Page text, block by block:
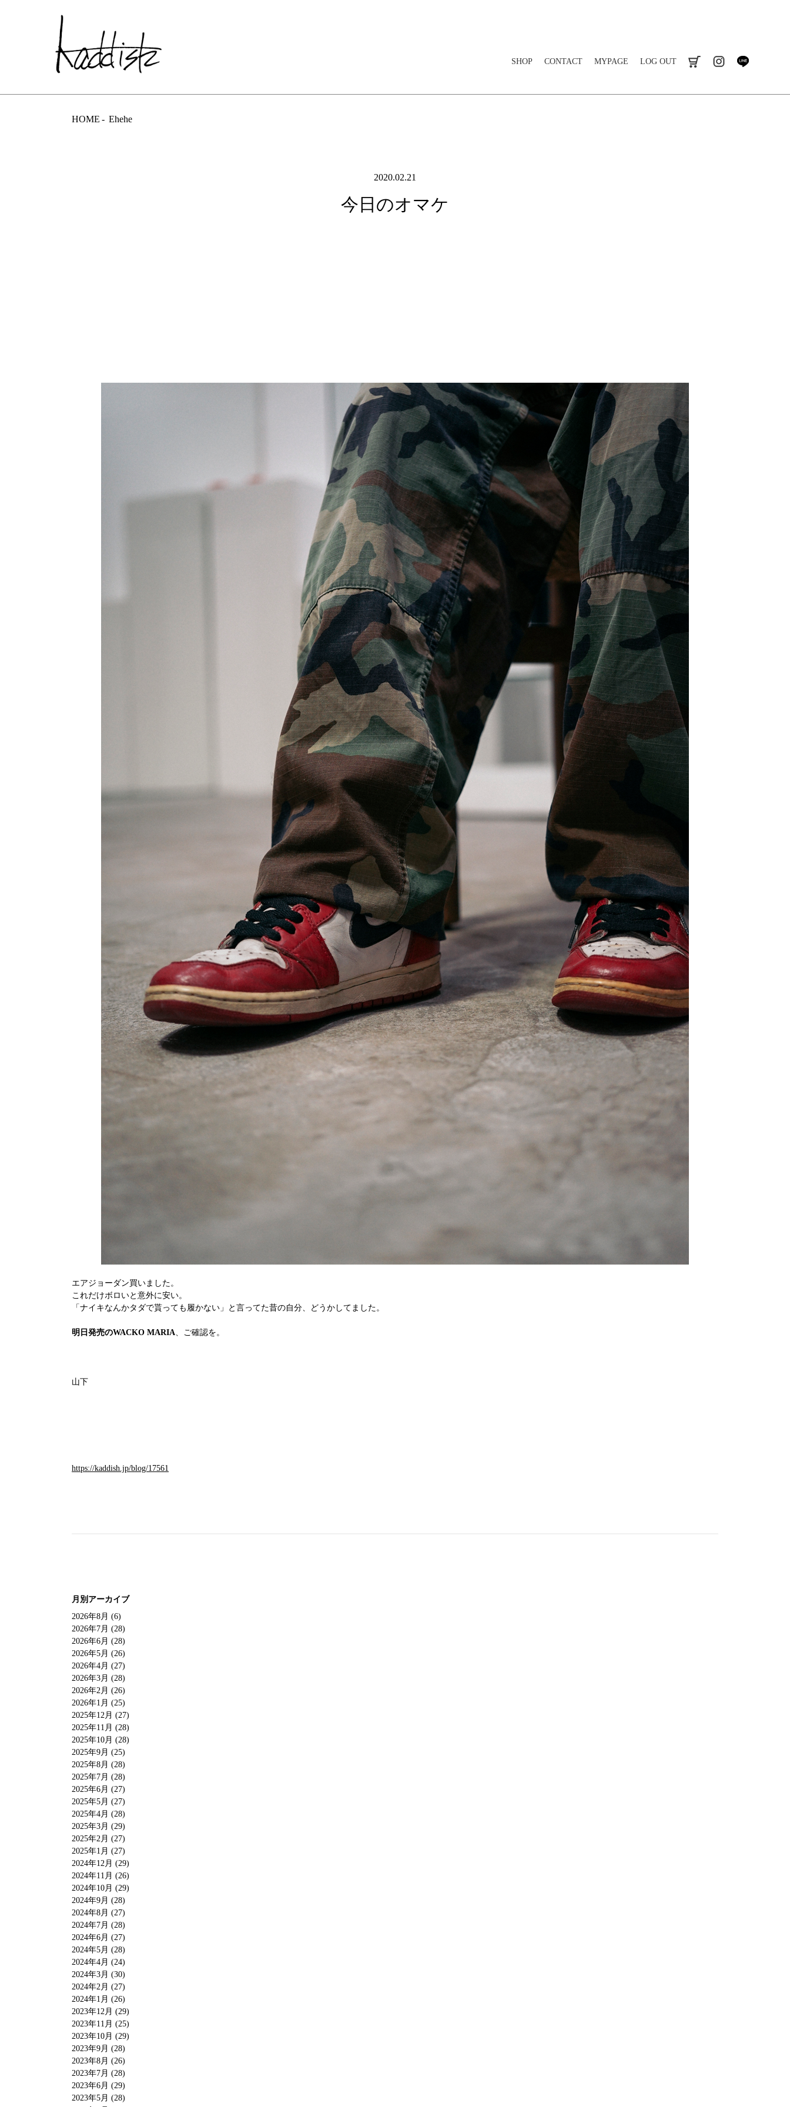
SHOP CONTACT MYPAGE LOG OUT instagram
HOME Ehehe
2020.02.21
今日のオマケ
エアジョーダン買いました。
これだけボロいと意外に安い。
「ナイキなんかタダで貰っても履かない」と言ってた昔の自分、どうかしてました。
明日発売のWACKO MARIA、ご確認を。
山下
https://kaddish.jp/blog/17561
月別アーカイブ
2026年8月 (6)
2026年7月 (28)
2026年6月 (28)
2026年5月 (26)
2026年4月 (27)
2026年3月 (28)
2026年2月 (26)
2026年1月 (25)
2025年12月 (27)
2025年11月 (28)
2025年10月 (28)
2025年9月 (25)
2025年8月 (28)
2025年7月 (28)
2025年6月 (27)
2025年5月 (27)
2025年4月 (28)
2025年3月 (29)
2025年2月 (27)
2025年1月 (27)
2024年12月 (29)
2024年11月 (26)
2024年10月 (29)
2024年9月 (28)
2024年8月 (27)
2024年7月 (28)
2024年6月 (27)
2024年5月 (28)
2024年4月 (24)
2024年3月 (30)
2024年2月 (27)
2024年1月 (26)
2023年12月 (29)
2023年11月 (25)
2023年10月 (29)
2023年9月 (28)
2023年8月 (26)
2023年7月 (28)
2023年6月 (29)
2023年5月 (28)